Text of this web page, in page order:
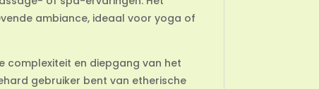
ambiance, ideaal voor yoga of
complexiteit en diepgang van het
gebruiker bent van etherische